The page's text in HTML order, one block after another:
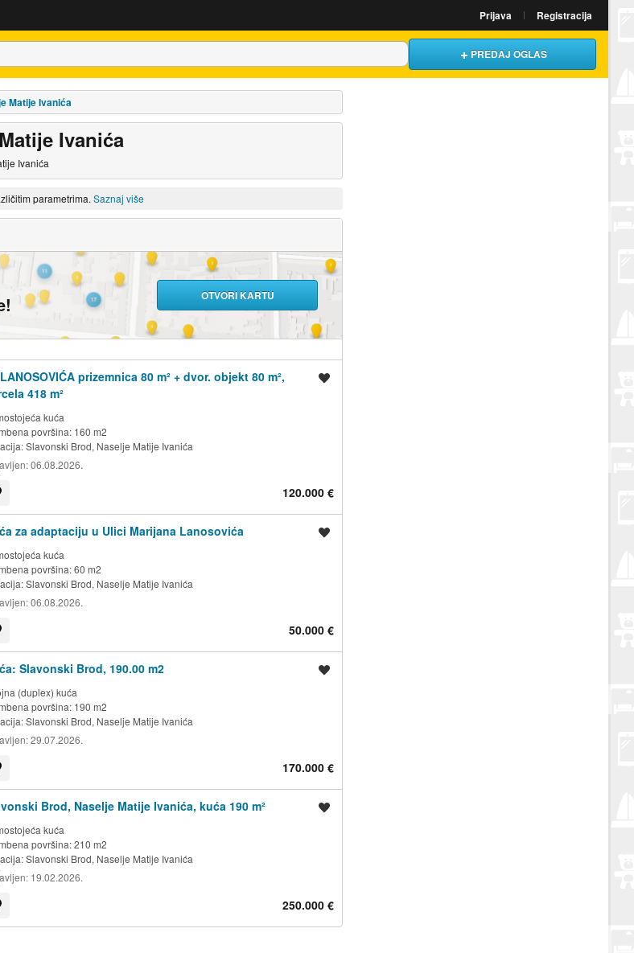
Prijava Registracija
PREDAJ OGLAS
Matije Ivanića
Ivanića
Ivanića
parametrima. Saznaj više
OTVORI KARTU
prizemnica 80 m² + dvor. objekt 80 m²,
418 m²
kuća
površina: 160 m2
Slavonski Brod, Naselje Matije Ivanića
06.08.2026.
120.000 €
za adaptaciju u Ulici Marijana Lanosovića
kuća
površina: 60 m2
Slavonski Brod, Naselje Matije Ivanića
06.08.2026.
50.000 €
Slavonski Brod, 190.00 m2
(duplex) kuća
površina: 190 m2
Slavonski Brod, Naselje Matije Ivanića
29.07.2026.
170.000 €
Brod, Naselje Matije Ivanića, kuća 190 m²
kuća
površina: 210 m2
Slavonski Brod, Naselje Matije Ivanića
19.02.2026.
250.000 €